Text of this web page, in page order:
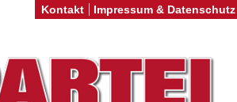
Kontakt Impressum & Datenschutz